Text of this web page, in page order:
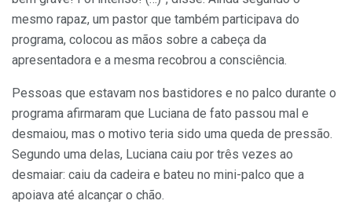
mesmo rapaz, um pastor que também participava do
programa, colocou as mãos sobre a cabeça da
apresentadora e a mesma recobrou a consciência.
Pessoas que estavam nos bastidores e no palco durante o
programa afirmaram que Luciana de fato passou mal e
desmaiou, mas o motivo teria sido uma queda de pressão.
Segundo uma delas, Luciana caiu por três vezes ao
desmaiar: caiu da cadeira e bateu no mini-palco que a
apoiava até alcançar o chão.